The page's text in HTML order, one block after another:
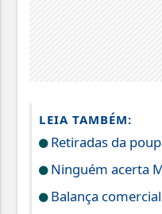
LEIA TAMBÉM:
Retiradas da
Ninguém acerta
Balança